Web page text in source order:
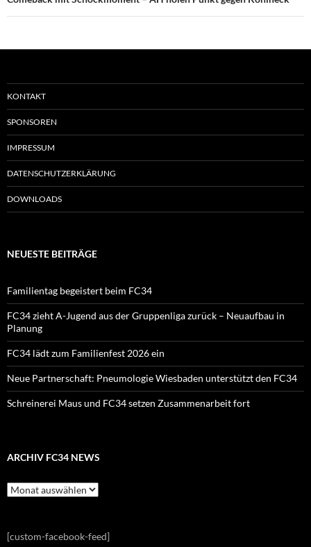
KONTAKT
SPONSOREN
IMPRESSUM
DATENSCHUTZERKLÄRUNG
DOWNLOADS
NEUESTE BEITRÄGE
Familientag begeistert beim FC34
FC34 zieht A-Jugend aus der Gruppenliga zurück – Neuaufbau in
Planung
FC34 lädt zum Familienfest 2026 ein
Neue Partnerschaft: Pneumologie Wiesbaden unterstützt den FC34
Schreinerei Maus und FC34 setzen Zusammenarbeit fort
ARCHIV FC34 NEWS
Archiv
FC34
[custom-facebook-feed]